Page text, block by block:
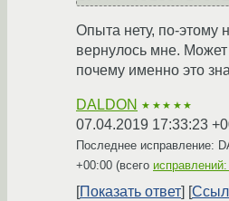
Опыта нету, по-этому
вернулось мне. Может
почему именно это
DALDON ★★★★★
07.04.2019 17:33:23
Последнее исправление:
+00:00 (всего
Показать ответ